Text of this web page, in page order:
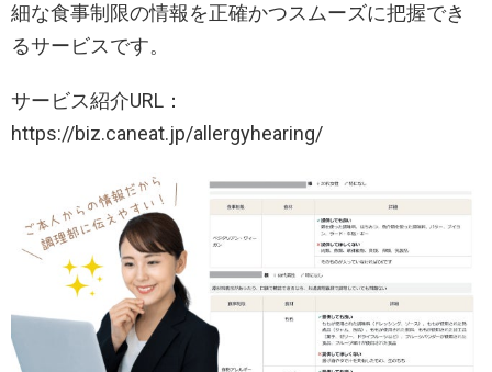
細な食事制限の情報を正確かつスムーズに把握でき
るサービスです。
サービス紹介URL：
https://biz.caneat.jp/allergyhearing/